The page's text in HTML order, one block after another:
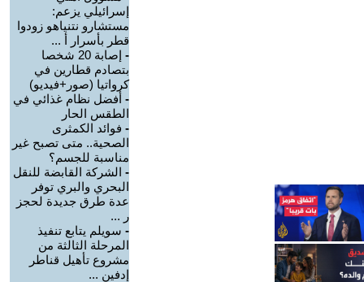
إسرائيلي يزعم:
مستشارو نتنياهو زودوا
قطر بأسرار أ ...
-
إصابة 20 شخصا
بتصادم قطارين في
كرواتيا (صور+فيديو)
- أفضل نظام غذائي في
الطقس الحار
- فوائد الكمثرى
الصحية.. متى تصبح غير
مناسبة للجسم؟
- الشركة القابضة للنقل
البحري والبري توفر
عدة طرق جديدة لحجز
ر ...
- سويلم يتابع تنفيذ
المرحلة الثالثة من
مشروع تأهيل قناطر
إدفين ...